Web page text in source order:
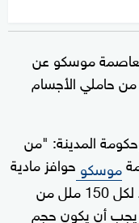
موسكو عن
من حاملي الأجسام
المدينة: "من
موسكو حوافز مادية
للمتبرعين على النحو التالي: 1250 روبلاً لكل 150 ملل من
روبلا مقابل 600 ملل. يجب أن يكون حجم